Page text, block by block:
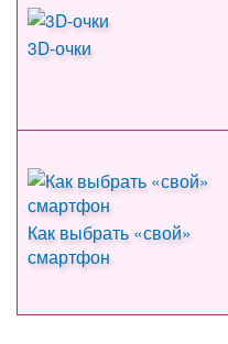
3D-очки
Как выбрать «свой»
смартфон